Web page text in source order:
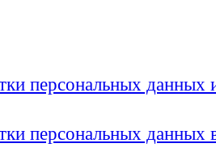
персональных
персональных